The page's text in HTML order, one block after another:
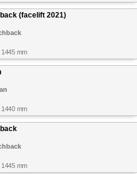
(facelift 2021)
mm
mm
mm